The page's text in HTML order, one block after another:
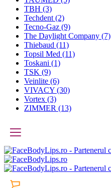
TBH (3)
Techdent (2)
Tecno-Gaz (9)
The Daylight Company (7)
Thiebaud (11)
Topsil Med (11)
Toskani (1)
TSK (9)
Veinlite (6)
VIVACY (30)
Vortex (3)
ZIMMER (13)